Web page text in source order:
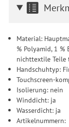
Material:
% Polyamid, 1
nichttextile Teile
Handschuhtyp:
Touchscreen-
Isolierung: nein
Winddicht: ja
Wasserdicht: ja
Artikelnummern: